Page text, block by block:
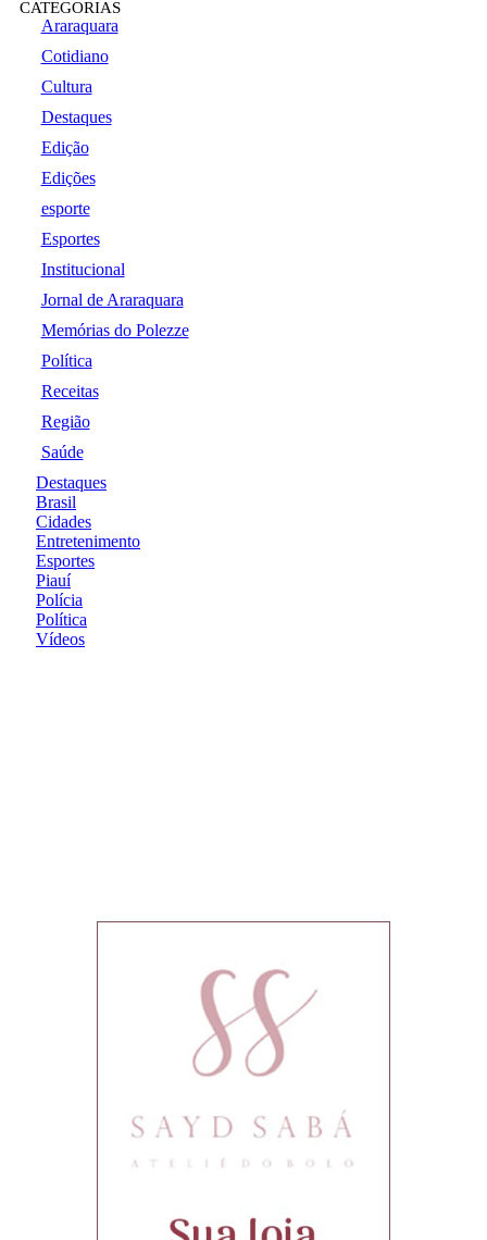
CATEGORIAS
Araraquara
Cotidiano
Cultura
Destaques
Edição
Edições
esporte
Esportes
Institucional
Jornal de Araraquara
Memórias do Polezze
Política
Receitas
Região
Saúde
Destaques
Brasil
Cidades
Entretenimento
Esportes
Piauí
Polícia
Política
Vídeos